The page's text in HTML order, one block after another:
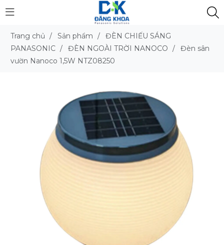
Trang chủ / Sản phẩm /
ĐÈN CHIẾU SÁNG
PANASONIC / ĐÈN NGOÀI TRỜI NANOCO /
Đèn sân
vườn Nanoco 1,5W NTZ08250